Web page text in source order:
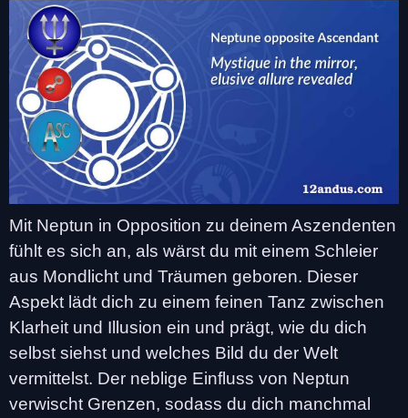
Mit Neptun in Opposition zu deinem Aszendenten
fühlt es sich an, als wärst du mit einem Schleier
aus Mondlicht und Träumen geboren. Dieser
Aspekt lädt dich zu einem feinen Tanz zwischen
Klarheit und Illusion ein und prägt, wie du dich
selbst siehst und welches Bild du der Welt
vermittelst. Der neblige Einfluss von Neptun
verwischt Grenzen, sodass du dich manchmal